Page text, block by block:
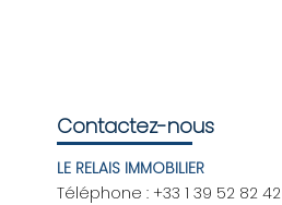
Contactez-nous
LE RELAIS IMMOBILIER
Téléphone : +33 1 39 52 82 42